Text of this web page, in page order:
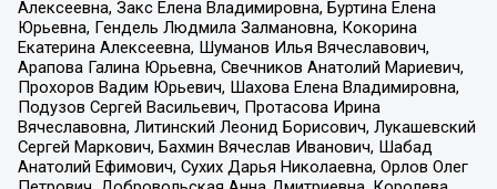
Алексеевна, Закс Елена Владимировна, Буртина Елена
Юрьевна, Гендель Людмила Залмановна, Кокорина
Екатерина Алексеевна, Шуманов Илья Вячеславович,
Арапова Галина Юрьевна, Свечников Анатолий Мариевич,
Прохоров Вадим Юрьевич, Шахова Елена Владимировна,
Подузов Сергей Васильевич, Протасова Ирина
Вячеславовна, Литинский Леонид Борисович, Лукашевский
Сергей Маркович, Бахмин Вячеслав Иванович, Шабад
Анатолий Ефимович, Сухих Дарья Николаевна, Орлов Олег